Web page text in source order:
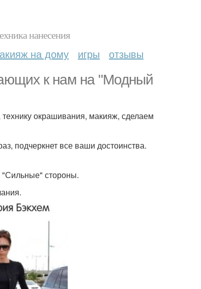
нанесения
на дому игры отзывы
к нам на "Модный
окрашивания, макияж, сделаем
подчеркнет все ваши достоинства.
"Сильные" стороны.